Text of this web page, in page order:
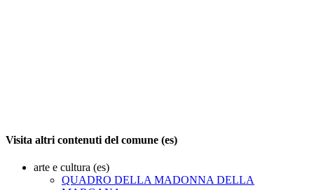
Visita altri contenuti del comune (es)
arte e cultura (es)
QUADRO DELLA MADONNA DELLA